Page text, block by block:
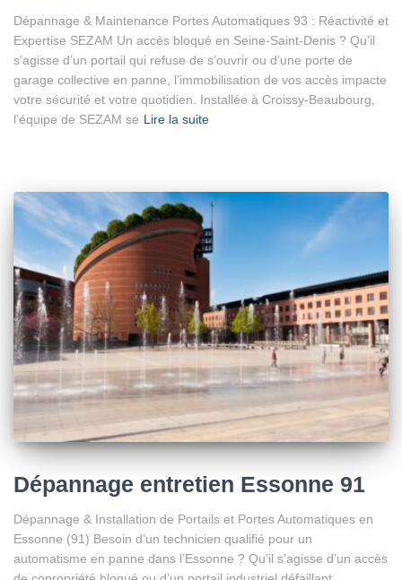
Dépannage & Maintenance Portes Automatiques 93 : Réactivité et
Expertise SEZAM Un accès bloqué en Seine-Saint-Denis ? Qu’il
s’agisse d’un portail qui refuse de s’ouvrir ou d’une porte de
garage collective en panne, l’immobilisation de vos accès impacte
votre sécurité et votre quotidien. Installée à Croissy-Beaubourg,
l’équipe de SEZAM se Lire la suite
Dépannage entretien Essonne 91
Dépannage & Installation de Portails et Portes Automatiques en
Essonne (91) Besoin d’un technicien qualifié pour un
automatisme en panne dans l’Essonne ? Qu’il s’agisse d’un accès